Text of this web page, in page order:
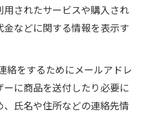
されたサービスや購入され
などに関する情報を表示す
絡をするためにメールアドレ
に商品を送付したり必要に
氏名や住所などの連絡先情